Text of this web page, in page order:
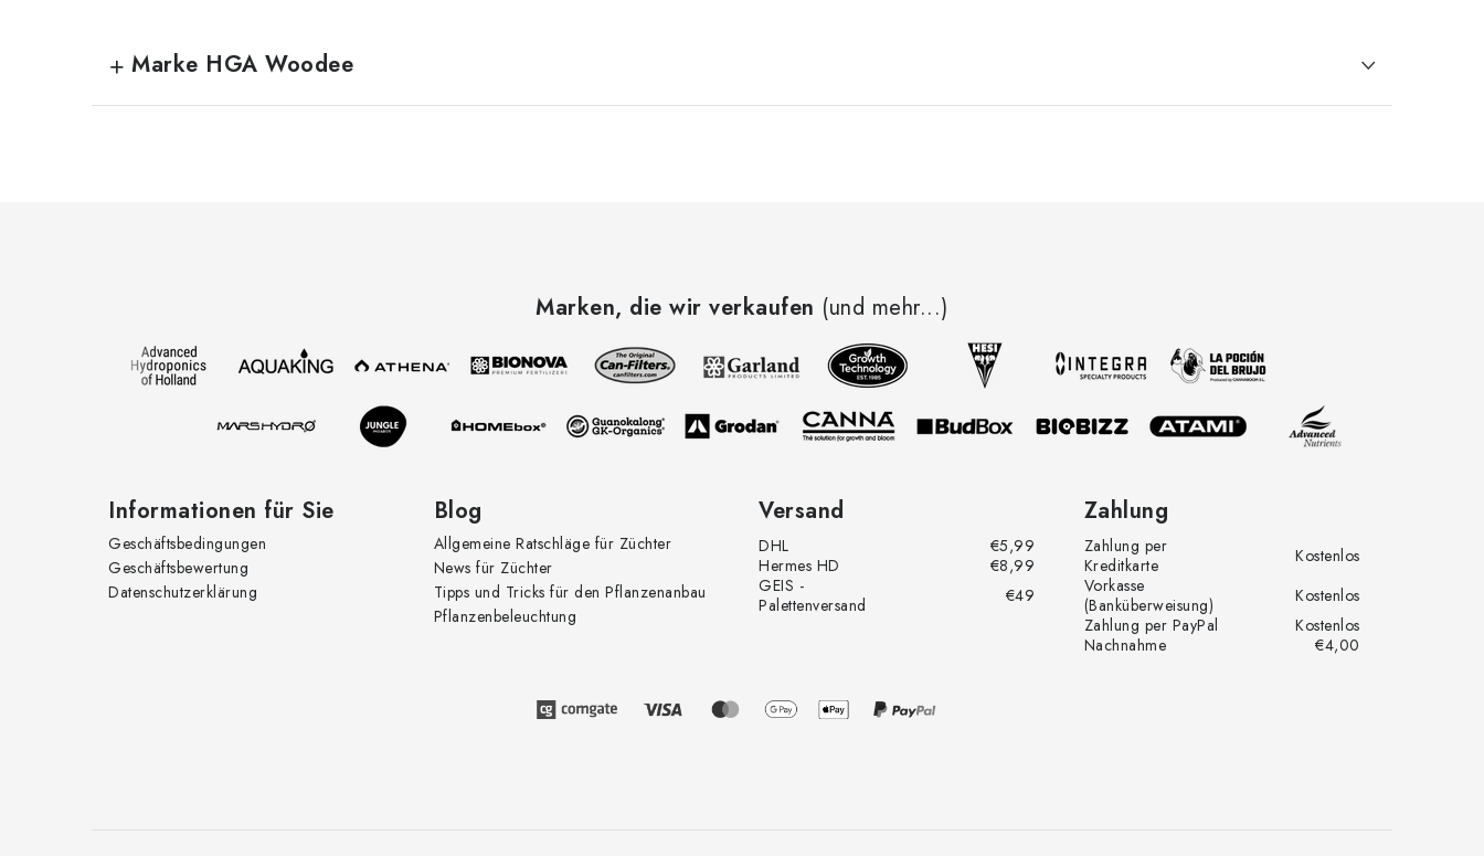
Marke HGA Woodee
Marken, die wir verkaufen (und mehr...)
Informationen für Sie
Geschäftsbedingungen
Geschäftsbewertung
Datenschutzerklärung
Blog
Allgemeine Ratschläge für Züchter
News für Züchter
Tipps und Tricks für den Pflanzenanbau
Pflanzenbeleuchtung
Versand
DHL
€5,99
Hermes HD
€8,99
GEIS -
Palettenversand
€49
Zahlung
Zahlung per
Kreditkarte
Kostenlos
Vorkasse
(Banküberweisung)
Kostenlos
Zahlung per PayPal
Kostenlos
Nachnahme
€4,00